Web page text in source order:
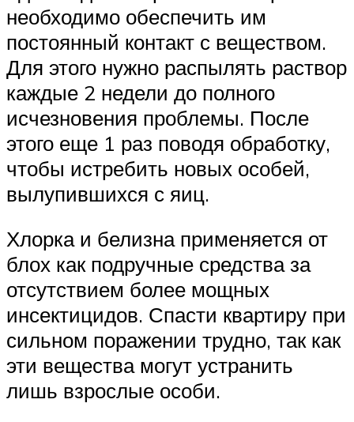
необходимо обеспечить им
постоянный контакт с веществом.
Для этого нужно распылять раствор
каждые 2 недели до полного
исчезновения проблемы. После
этого еще 1 раз поводя обработку,
чтобы истребить новых особей,
вылупившихся с яиц.
Хлорка и белизна применяется от
блох как подручные средства за
отсутствием более мощных
инсектицидов. Спасти квартиру при
сильном поражении трудно, так как
эти вещества могут устранить
лишь взрослые особи.